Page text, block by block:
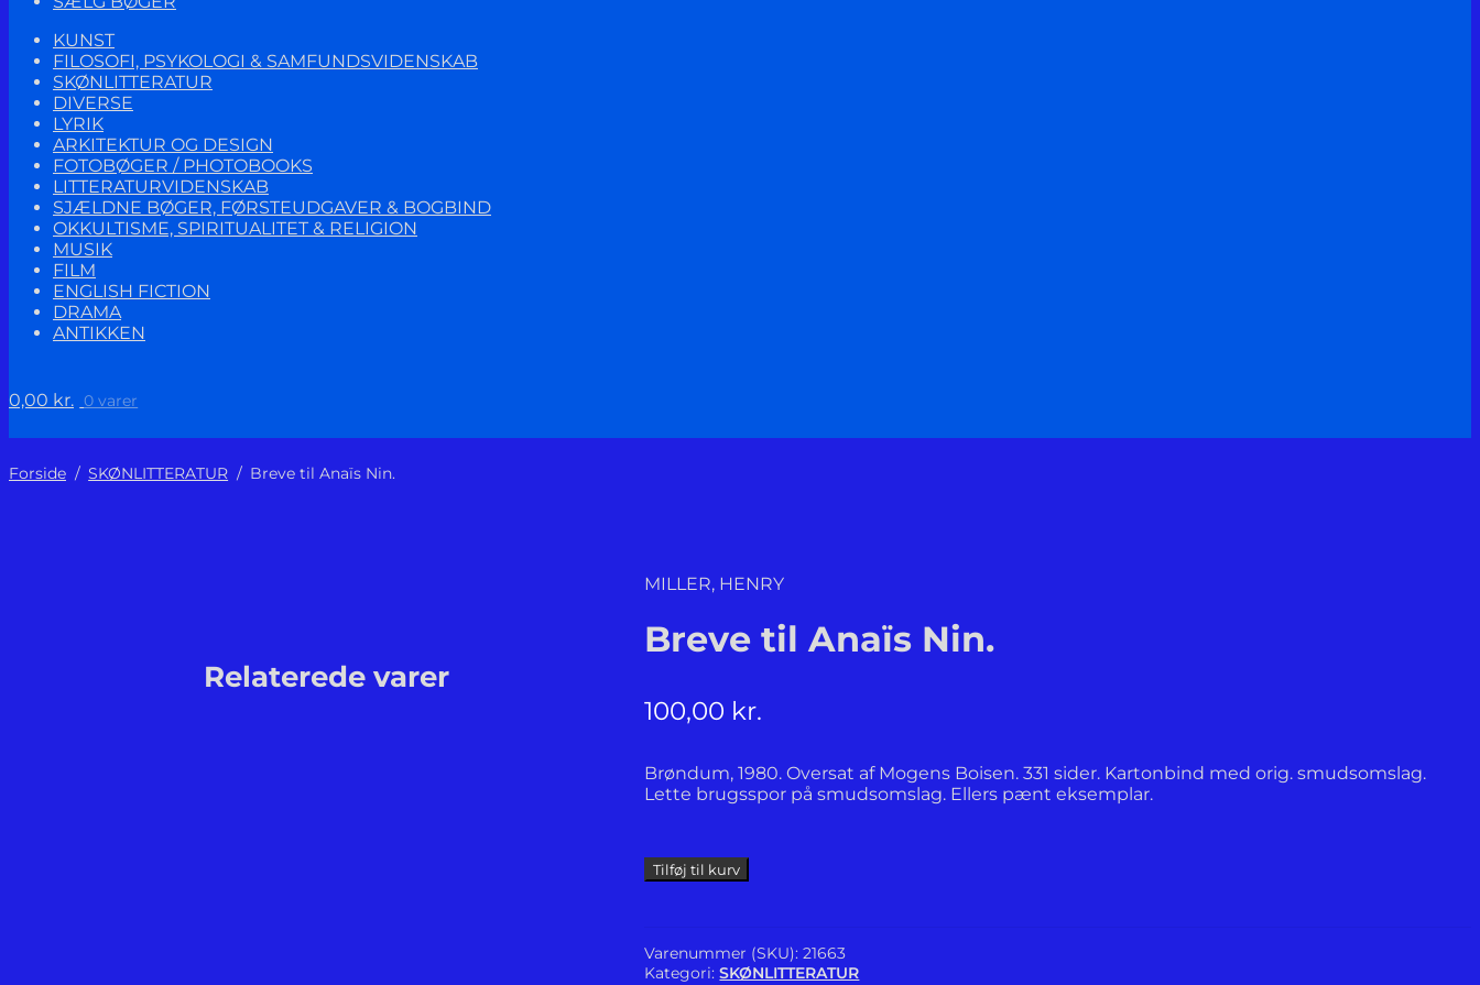
KUNST
FILOSOFI, PSYKOLOGI & SAMFUNDSVIDENSKAB
SKØNLITTERATUR
DIVERSE
LYRIK
ARKITEKTUR OG DESIGN
FOTOBØGER / PHOTOBOOKS
LITTERATURVIDENSKAB
SJÆLDNE BØGER, FØRSTEUDGAVER & BOGBIND
OKKULTISME, SPIRITUALITET & RELIGION
MUSIK
FILM
ENGLISH FICTION
DRAMA
ANTIKKEN
0,00 kr. 0 varer
Forside / SKØNLITTERATUR / Breve til Anaïs Nin.
MILLER, HENRY
Breve til Anaïs Nin.
100,00 kr.
Brøndum, 1980. Oversat af Mogens Boisen. 331 sider. Kartonbind med orig. smudsomslag.
Lette brugsspor på smudsomslag. Ellers pænt eksemplar.
Breve
til
antal
Tilføj til kurv
Varenummer (SKU):21663
Kategori:SKØNLITTERATUR
Relaterede varer